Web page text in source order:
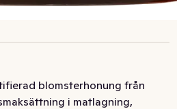
blomsterhonung från
i matlagning,